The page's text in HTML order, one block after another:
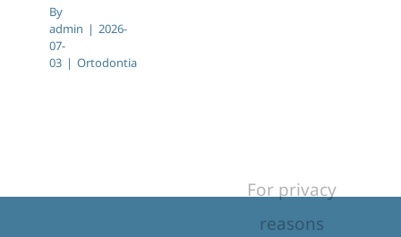
By
admin | 2026-
07-
03 | Ortodontia
For privacy
reasons